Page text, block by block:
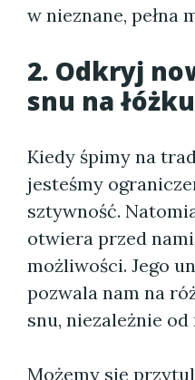
w nieznane, pełna
2. Odkryj
snu na
Kiedy śpimy na
jesteśmy
sztywność.
otwiera przed
możliwości. Jego
pozwala nam na
snu, niezależnie
Możemy się